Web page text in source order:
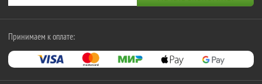
Принимаем к оплате: